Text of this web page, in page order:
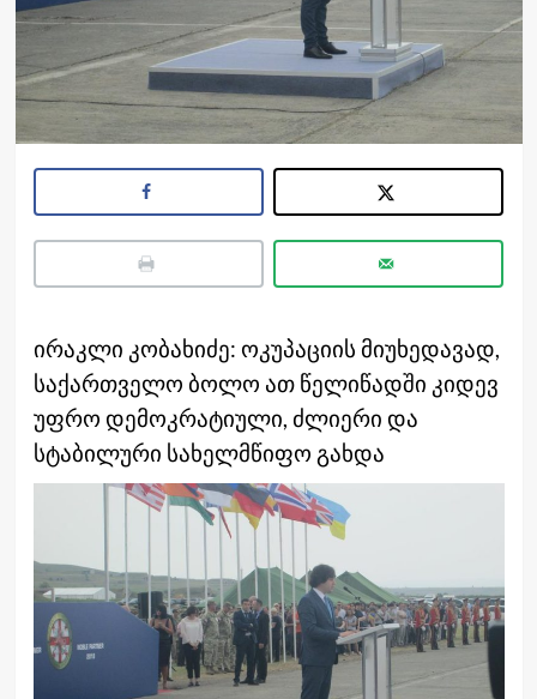
ირაკლი კობახიძე: ოკუპაციის მიუხედავად,
საქართველო ბოლო ათ წელიწადში კიდევ
უფრო დემოკრატიული, ძლიერი და
სტაბილური სახელმწიფო გახდა